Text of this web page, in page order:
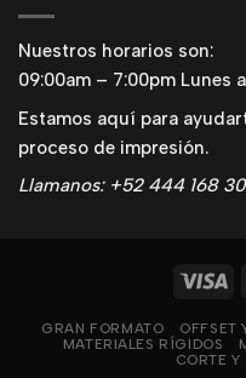
Nuestros horarios son:
09:00am – 7:00pm Lunes
Estamos aquí para
proceso de impresión.
Llamanos: +52 444 168
GRAN FORMATO OFFSET
MATERIALES RÍGIDOS
CORTE Y